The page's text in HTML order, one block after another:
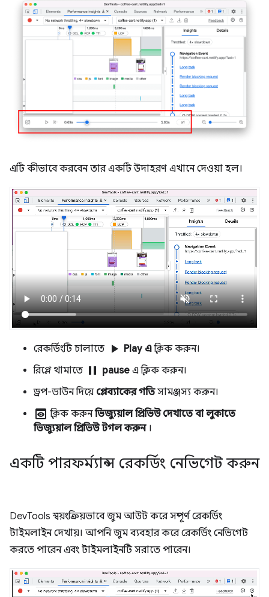
এটি কীভাবে করবেন তার একটি উদাহরণ এখানে দেওয়া হল।
রেকর্ডিংটি চালাতে play_arrow Play এক্লিক করুন।
রিপ্লে থামাতে pause pause এ ক্লিক করুন।
ড্রপ-ডাউন দিয়ে প্লেব্যাকের গতিসামঞ্জস্য করুন।
preview ক্লিক করুনভিজ্যুয়াল প্রিভিউ দেখাতে বা লুকাতে
ভিজ্যুয়াল প্রিভিউ টগল করুন।
একটি পারফর্ম্যান্স রেকর্ডিং নেভিগেট করুন
DevTools স্বয়ংক্রিয়ভাবে জুম আউট করে সম্পূর্ণ রেকর্ডিং
টাইমলাইন দেখায়। আপনি জুম ব্যবহার করে রেকর্ডিং নেভিগেট
করতে পারেন এবং টাইমলাইনটি সরাতে পারেন।